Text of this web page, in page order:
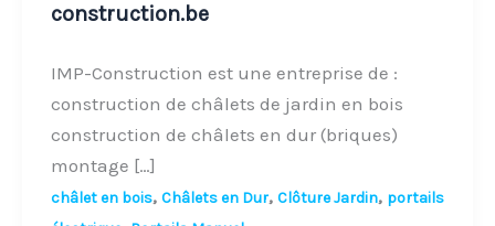
construction.be
IMP-Construction est une entreprise de :
construction de châlets de jardin en bois
construction de châlets en dur (briques)
montage […]
châlet en bois, Châlets en Dur, Clôture Jardin, portails